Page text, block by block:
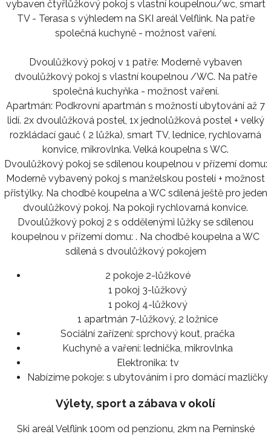
vybaven čtyřlůžkový pokoj s vlastní koupelnou/wc, smart
TV - Terasa s výhledem na SKI areál Velflink. Na patře
společná kuchyně - možnost vaření.
Dvoulůžkový pokoj v 1 patře: Moderně vybaven
dvoulůžkový pokoj s vlastní koupelnou /WC. Na patře
společná kuchyňka - možnost vaření.
Apartmán: Podkrovní apartmán s možností ubytování až 7
lidí. 2x dvoulůžková postel, 1x jednolůžková postel + velký
rozkládací gauč ( 2 lůžka), smart TV, lednice, rychlovarná
konvice, mikrovlnka. Velká koupelna s WC.
Dvoulůžkový pokoj se sdílenou koupelnou v přízemí domu:
Moderně vybavený pokoj s manželskou postelí + možnost
přistýlky. Na chodbě koupelna a WC sdílená ještě pro jeden
dvoulůžkový pokoj. Na pokoji rychlovarná konvice.
Dvoulůžkový pokoj 2 s oddělenými lůžky se sdílenou
koupelnou v přízemí domu: . Na chodbě koupelna a WC
sdílená s dvoulůžkový pokojem
2 pokoje 2-lůžkové
1 pokoj 3-lůžkový
1 pokoj 4-lůžkový
1 apartmán 7-lůžkový, 2 ložnice
Sociální zařízení: sprchový kout, pračka
Kuchyně a vaření: lednička, mikrovlnka
Elektronika: tv
Nabízíme pokoje: s ubytováním i pro domácí mazlíčky
Výlety, sport a zábava v okolí
Ski areál Velflink 100m od penzionu, 2km na Perninské